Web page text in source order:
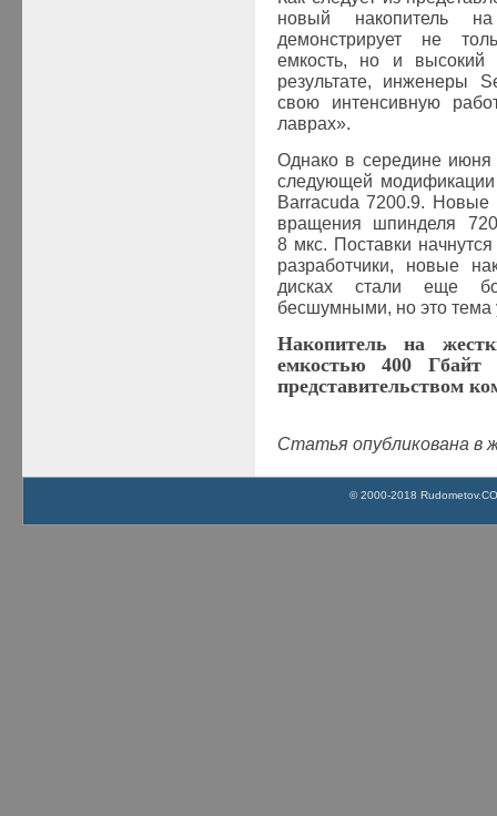
новый накопитель
демонстрирует не
емкость, но и высокий
результате, инженеры
свою интенсивную
лаврах».
Однако в середине июня
следующей
Barracuda 7200.9. Новые
вращения шпинделя
8 мкс. Поставки
разработчики, новые
дисках стали еще
бесшумными, но это тема
Накопитель на
емкостью 400 Гбайт
представительством
Статья опубликована в
© 2000-2018